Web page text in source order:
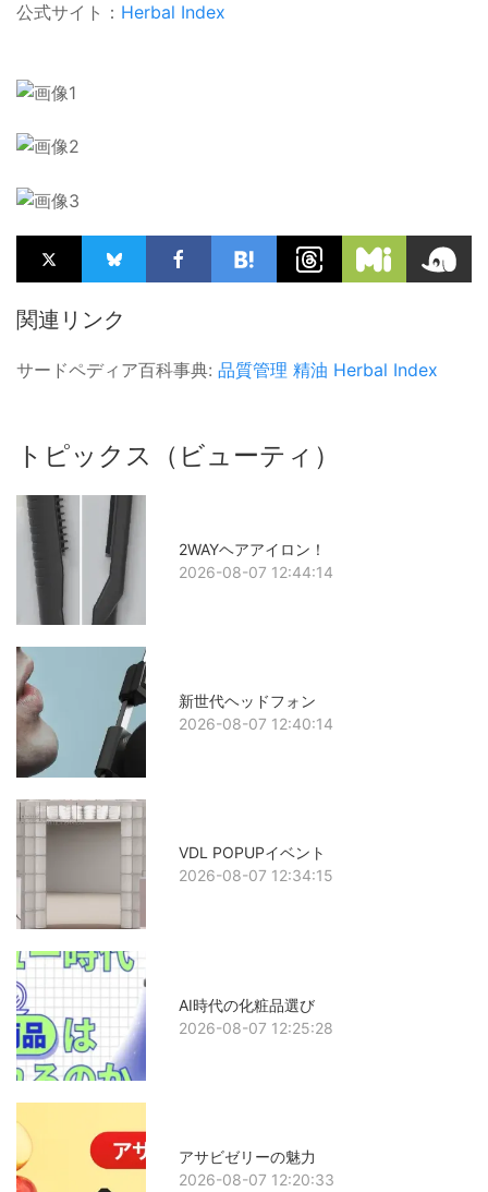
公式サイト： Herbal Index
関連リンク
サードペディア百科事典: 品質管理 精油 Herbal Index
トピックス（ビューティ）
2WAYヘアアイロン！
2026-08-07 12:44:14
新世代ヘッドフォン
2026-08-07 12:40:14
VDL POPUPイベント
2026-08-07 12:34:15
AI時代の化粧品選び
2026-08-07 12:25:28
アサビゼリーの魅力
2026-08-07 12:20:33